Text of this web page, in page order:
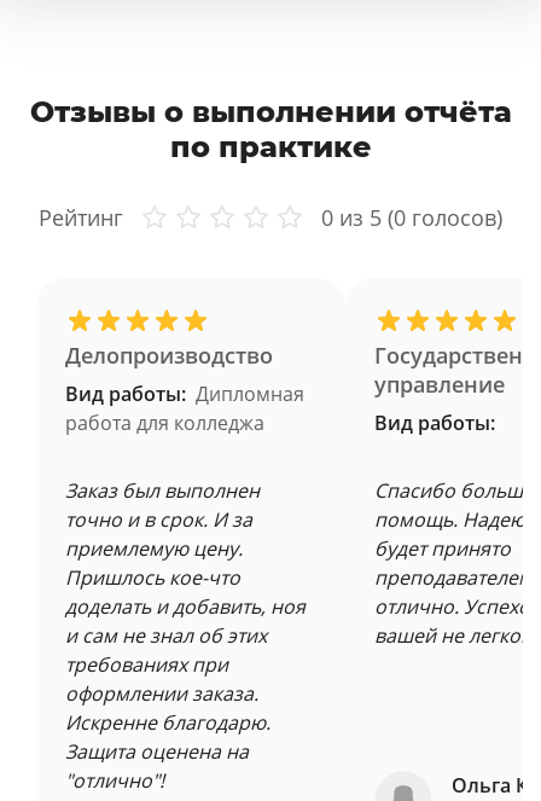
Отзывы о выполнении отчёта
по практике
Рейтинг 0 из 5 (0 голосов)
Делопроизводство
Вид работы: Дипломная
работа для колледжа
Заказ был выполнен
точно и в срок. И за
приемлемую цену.
Пришлось кое-что
доделать и добавить, ноя
и сам не знал об этих
требованиях при
оформлении заказа.
Искренне благодарю.
Защита оценена на
"отлично"!
управление
Вид работы:
Спасибо
помощь.
будет принято
преподавателем
отлично.
вашей не легкой
Ольга